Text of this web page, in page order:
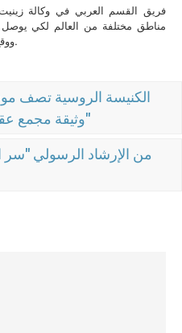
فريق القسم العربي في وكالة
مناطق مختلفة من العالم لكي
ووقع صدى الإنجيل الحي.
الكنيسة الروسية تصف
وثيقة مجمع عقيدة الإيمان بالموقف "الصادق"
من الإرشاد الرسولي "سر